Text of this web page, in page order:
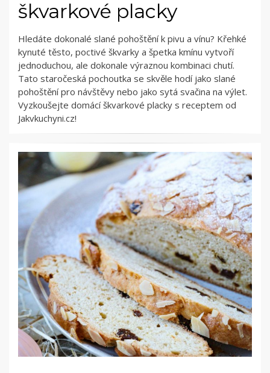
škvarkové placky
Hledáte dokonalé slané pohoštění k pivu a vínu? Křehké
kynuté těsto, poctivé škvarky a špetka kmínu vytvoří
jednoduchou, ale dokonale výraznou kombinaci chutí.
Tato staročeská pochoutka se skvěle hodí jako slané
pohoštění pro návštěvy nebo jako sytá svačina na výlet.
Vyzkoušejte domácí škvarkové placky s receptem od
Jakvkuchyni.cz!